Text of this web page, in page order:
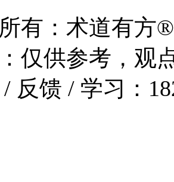
有：术道有方
仅供参考，观
反馈 / 学习：